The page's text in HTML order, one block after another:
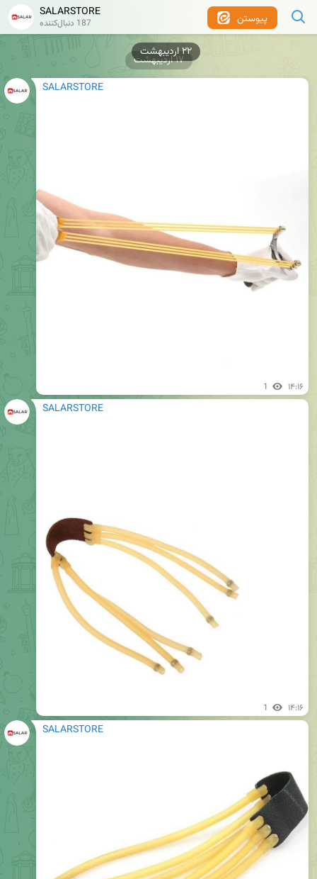
۲۲ اردیبهشت
پیوستن SALARSTORE
187 دنبال‌کننده
SALARSTORE
1 ۱۴:۱۶
۱۷ اردیبهشت
SALARSTORE
1 ۱۴:۱۶
SALARSTORE